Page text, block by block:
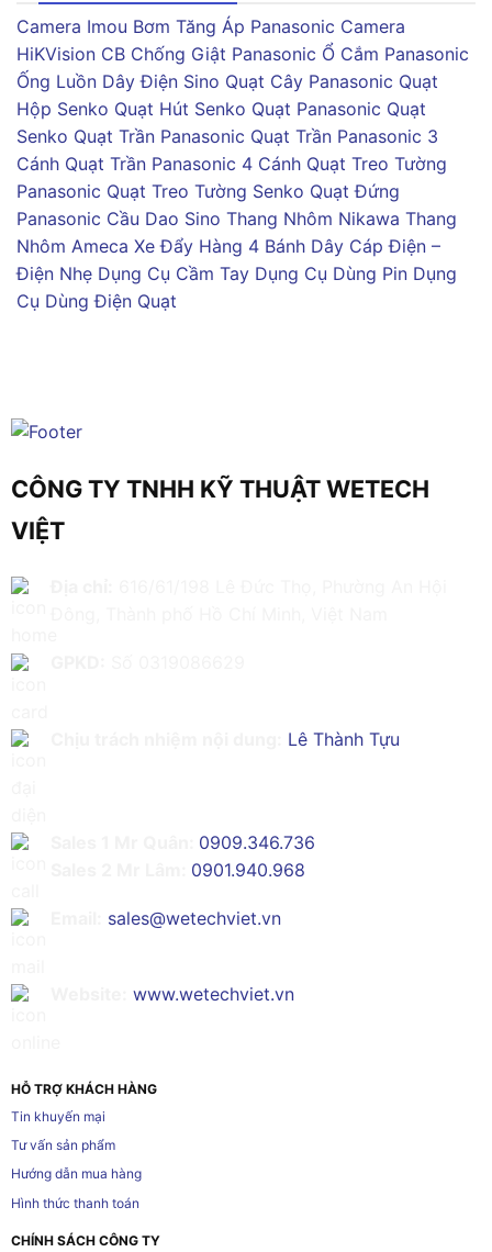
Camera Imou Bơm Tăng Áp Panasonic Camera
HiKVision CB Chống Giật Panasonic Ổ Cắm Panasonic
Ống Luồn Dây Điện Sino Quạt Cây Panasonic Quạt
Hộp Senko Quạt Hút Senko Quạt Panasonic Quạt
Senko Quạt Trần Panasonic Quạt Trần Panasonic 3
Cánh Quạt Trần Panasonic 4 Cánh Quạt Treo Tường
Panasonic Quạt Treo Tường Senko Quạt Đứng
Panasonic Cầu Dao Sino Thang Nhôm Nikawa Thang
Nhôm Ameca Xe Đẩy Hàng 4 Bánh Dây Cáp Điện –
Điện Nhẹ Dụng Cụ Cầm Tay Dụng Cụ Dùng Pin Dụng
Cụ Dùng Điện Quạt
CÔNG TY TNHH KỸ THUẬT WETECH
VIỆT
Lê Thành Tựu
0909.346.736
0901.940.968
sales@wetechviet.vn
www.wetechviet.vn
HỖ TRỢ KHÁCH HÀNG
Tin khuyến mại
Tư vấn sản phẩm
Hướng dẫn mua hàng
Hình thức thanh toán
CHÍNH SÁCH CÔNG TY